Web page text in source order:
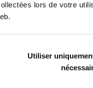
lors de votre
Utiliser